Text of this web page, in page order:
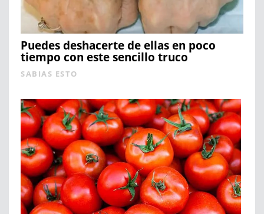
Puedes deshacerte de ellas en poco
tiempo con este sencillo truco
SABIAS ESTO